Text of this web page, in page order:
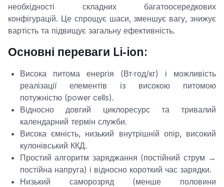
необхідності складних багатоосередкових
конфігурацій. Це спрощує шаси, зменшує вагу, знижує
вартість та підвищує загальну ефективність.
Основні переваги Li‑ion:
Висока питома енергія (Вт·год/кг) і можливість
реалізації елементів із високою питомою
потужністю (power cells).
Відносно довгий циклоресурс та тривалий
календарний термін служби.
Висока ємність, низький внутрішній опір, високий
кулонівський ККД.
Простий алгоритм заряджання (постійний струм →
постійна напруга) і відносно короткий час зарядки.
Низький саморозряд (менше половини